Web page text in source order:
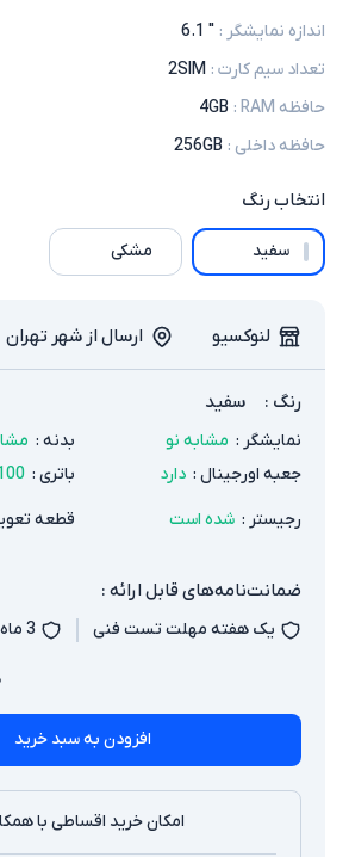
اندازه نمایشگر :
" 6.1
تعداد سیم کارت :
2SIM
حافظه RAM
:
4GB
حافظه داخلی :
256GB
انتخابرنگ
سفید مشکی
لنوکسیو ارسال از شهر تهران
رنگ : سفید
نمایشگر : مشابه نو بدنه :
جعبه اورجینال : دارد باتری :
%
رجیستر : شده است قطعه
ضمانت‌نامه‌های قابل ارائه :
یک هفته مهلت تست فنی 3 ماه ضمانت سخت افزار و باتری
افزودن به سبد خرید
امکان خرید اقساطی با